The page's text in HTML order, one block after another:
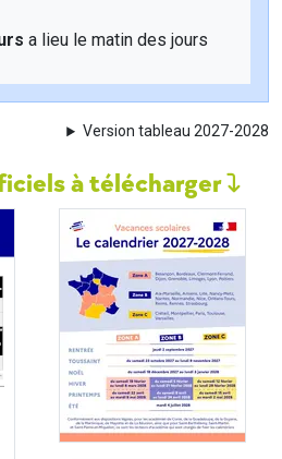
a lieu le matin des jours
Version tableau 2027-2028
à télécharger